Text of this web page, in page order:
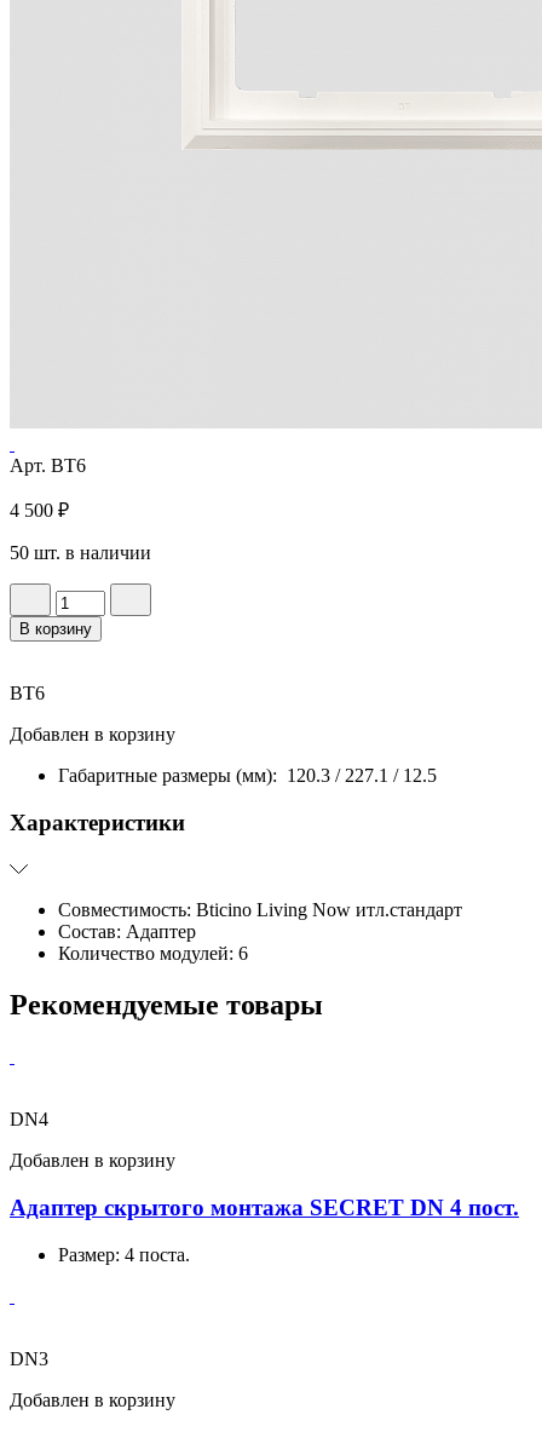
Арт. BT6
4 500 ₽
50 шт. в наличии
В корзину
BT6
Добавлен в корзину
Габаритные размеры (мм): 120.3 / 227.1 / 12.5
Характеристики
Совместимость: Bticino Living Now итл.стандарт
Состав: Адаптер
Количество модулей: 6
Рекомендуемые товары
DN4
Добавлен в корзину
Адаптер скрытого монтажа SECRET DN 4 пост.
Размер: 4 поста.
DN3
Добавлен в корзину